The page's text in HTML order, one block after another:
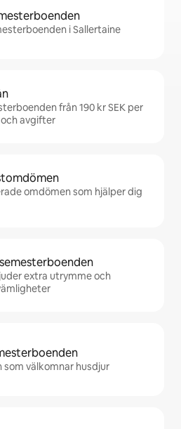
i Sallertaine
från 190 kr SEK per
avgifter
omdömen som hjälper dig
extra utrymme och
som välkomnar husdjur